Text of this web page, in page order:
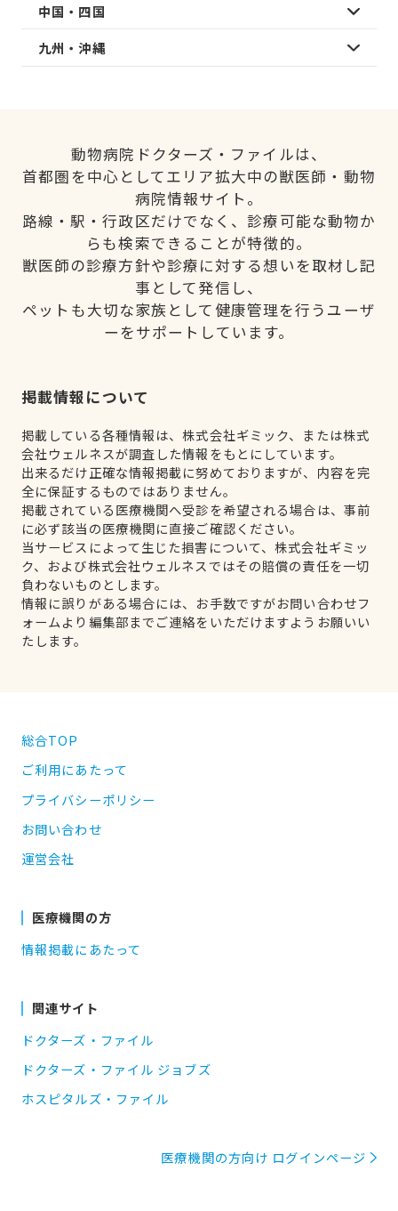
中国・四国
九州・沖縄
動物病院ドクターズ・ファイルは、
首都圏を中心としてエリア拡大中の獣医師・動物
病院情報サイト。
路線・駅・行政区だけでなく、診療可能な動物か
らも検索できることが特徴的。
獣医師の診療方針や診療に対する想いを取材し記
事として発信し、
ペットも大切な家族として健康管理を行うユーザ
ーをサポートしています。
掲載情報について
掲載している各種情報は、株式会社ギミック、または株式
会社ウェルネスが調査した情報をもとにしています。
出来るだけ正確な情報掲載に努めておりますが、内容を完
全に保証するものではありません。
掲載されている医療機関へ受診を希望される場合は、事前
に必ず該当の医療機関に直接ご確認ください。
当サービスによって生じた損害について、株式会社ギミッ
ク、および株式会社ウェルネスではその賠償の責任を一切
負わないものとします。
情報に誤りがある場合には、お手数ですがお問い合わせフ
ォームより編集部までご連絡をいただけますようお願いい
たします。
総合TOP
ご利用にあたって
プライバシーポリシー
お問い合わせ
運営会社
医療機関の方
情報掲載にあたって
関連サイト
ドクターズ・ファイル
ドクターズ・ファイル ジョブズ
ホスピタルズ・ファイル
医療機関の方向け ログインページ